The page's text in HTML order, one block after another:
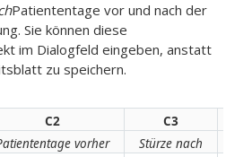
Patiententage vor und nach der
Sie können diese
im Dialogfeld eingeben, anstatt
zu speichern.
C2
C3
vorher Stürze nach